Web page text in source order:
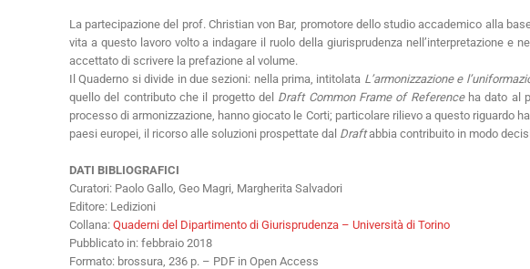
La partecipazione del prof. Christian von Bar, promotore dello studio accademico alla
vita a questo lavoro volto a indagare il ruolo della giurisprudenza nell’interpretazione e
accettato di scrivere la prefazione al volume.
Il Quaderno si divide in due sezioni: nella prima, intitolata L’armonizzazione e
quello del contributo che il progetto del Draft Common Frame of Referenceha dato al
processo di armonizzazione, hanno giocato le Corti; particolare rilievo a questo riguardo
paesi europei, il ricorso alle soluzioni prospettate dal Draftabbia contribuito in modo
DATI BIBLIOGRAFICI
Curatori: Paolo Gallo, Geo Magri, Margherita Salvadori
Editore: Ledizioni
Collana: Quaderni del Dipartimento di Giurisprudenza – Università di Torino
Pubblicato in: febbraio 2018
Formato: brossura, 236 p. – PDF in Open Access